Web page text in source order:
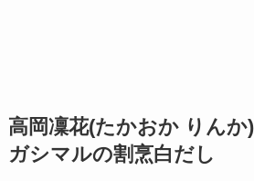
高岡凜花(たかおか りんか
ガシマルの割烹白だし